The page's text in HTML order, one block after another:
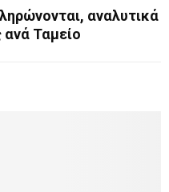
αναλυτικά
ανά Ταμείο